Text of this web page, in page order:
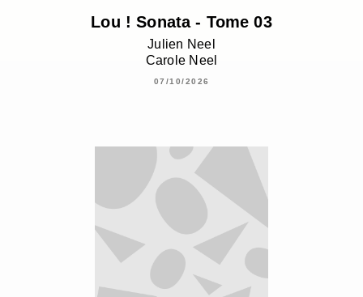
Lou ! Sonata - Tome 03
Julien Neel
Carole Neel
07/10/2026